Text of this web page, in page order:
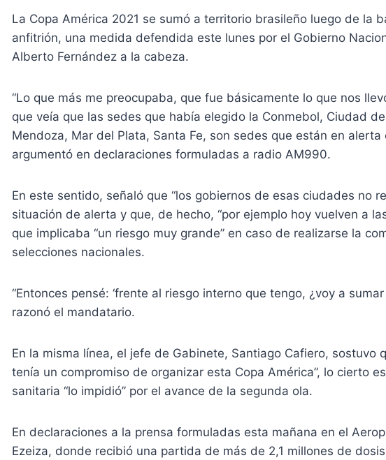
La Copa América 2021 se sumó a territorio brasileño luego de la
anfitrión, una medida defendida este lunes por el Gobierno
Alberto Fernández a la cabeza.
“Lo que más me preocupaba, que fue básicamente lo que nos
que veía que las sedes que había elegido la Conmebol, Ciudad
Mendoza, Mar del Plata, Santa Fe, son sedes que están en alerta
argumentó en declaraciones formuladas a radio AM990.
En este sentido, señaló que “los gobiernos de esas ciudades no
situación de alerta y que, de hecho, “por ejemplo hoy vuelven a
que implicaba “un riesgo muy grande” en caso de realizarse la
selecciones nacionales.
“Entonces pensé: ‘frente al riesgo interno que tengo, ¿voy a
razonó el mandatario.
En la misma línea, el jefe de Gabinete, Santiago Cafiero, sostuvo
tenía un compromiso de organizar esta Copa América”, lo cierto
sanitaria “lo impidió” por el avance de la segunda ola.
En declaraciones a la prensa formuladas esta mañana en el
Ezeiza, donde recibió una partida de más de 2,1 millones de